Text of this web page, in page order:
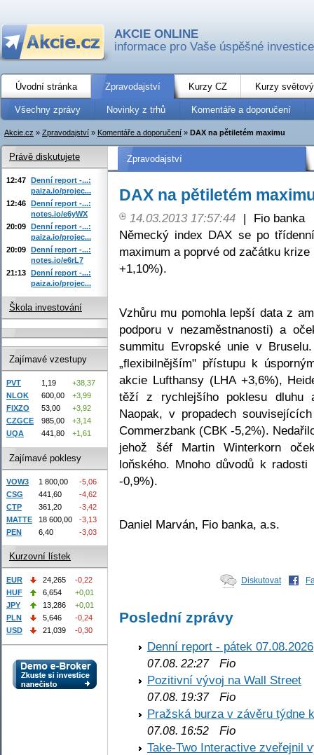
AKCIE ONLINE
informace pro Vaše úspěšné investice
Úvodní stránka Zpravodajství Kurzy CZ Kurzy
Všechny zprávy Novinky z trhů Komentáře a doporučení
Akcie.cz » Zpravodajství » Komentáře a doporučení » DAX na pětiletém maximu
Zpravodajství
DAX na pětiletém
14.03.2013 17:57:44 |
Fio banka
Německý index DAX se po
maximum a poprvé od začátku
+1,10%).
Vzhůru mu pomohla lepší data z
podporu v nezaměstnanosti) a
summitu Evropské unie v
„flexibilnějším" přístupu k
akcie Lufthansy (LHA +3,6%),
těží z rychlejšího poklesu dluhu
Naopak, v propadech
Commerzbank (CBK -5,2%).
jehož šéf Martin Winterkorn
loňského. Mnoho důvodů k
-0,9%).
Daniel Marván, Fio banka, a.s.
Diskutovat
Poslední zprávy
Denní report - pátek 07.08.2026
07.08. 22:27Fio
Pozitivní vývoj na Wall Street
07.08. 19:37Fio
Pražská burza v závěru týdne
07.08. 16:52 Fio
Take-Two Interactive zveřejnil
Právě diskutujete
12:47 Denní report -...:
paiza.io/projec...
12:46 Denní report -...:
notes.io/e6yWX
20:09 Denní report -...:
paiza.io/projec...
20:09 Denní report -...:
notes.io/e6rL7
21:13 Denní report -...:
paiza.io/projec...
Škola investování
Zajímavé vzestupy
PVT 1,19
+38,37
NLOK
600,00
+3,99
FIXZO
53,00
+3,92
CZGCE
985,00
+3,14
UQA
441,80 +1,61
Zajímavé poklesy
VOW3 1 800,00
-5,06
CSG
441,60
-4,62
CTP
361,20
-3,42
MATTE
18 600,00
-3,13
PEN
6,40 -3,03
Kurzovní lístek
EUR 24,265
-0,22
HUF
6,654
+0,01
JPY
13,286
+0,01
PLN
5,646
-0,24
USD
21,039 -0,30